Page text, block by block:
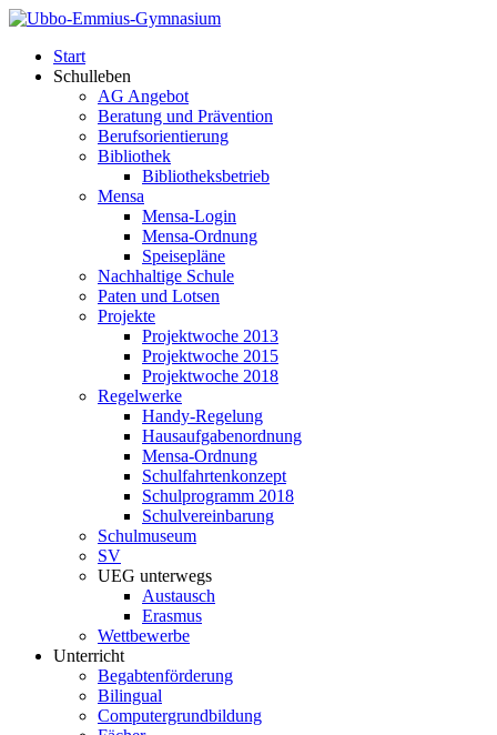
Start
Schulleben
AG Angebot
Beratung und Prävention
Berufsorientierung
Bibliothek
Bibliotheksbetrieb
Mensa
Mensa-Login
Mensa-Ordnung
Speisepläne
Nachhaltige Schule
Paten und Lotsen
Projekte
Projektwoche 2013
Projektwoche 2015
Projektwoche 2018
Regelwerke
Handy-Regelung
Hausaufgabenordnung
Mensa-Ordnung
Schulfahrtenkonzept
Schulprogramm 2018
Schulvereinbarung
Schulmuseum
SV
UEG unterwegs
Austausch
Erasmus
Wettbewerbe
Unterricht
Begabtenförderung
Bilingual
Computergrundbildung